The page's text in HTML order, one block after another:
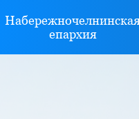
епархия